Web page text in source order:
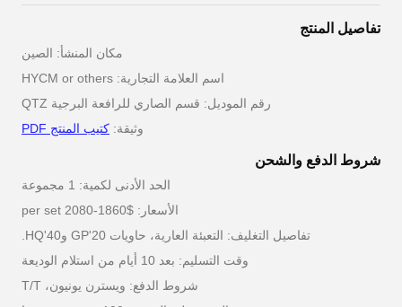
تفاصيل المنتج
مكان المنشأ: الصين
اسم العلامة التجارية: HYCM or others
رقم الموديل: قسم الصاري للرافعة البرجية QTZ
وثيقة: كتيب المنتج PDF
شروط الدفع والشحن
الحد الأدنى لكمية: 1 مجموعة
الأسعار: $1860-2080 per set
تفاصيل التغليف: التعبئة العارية، حاويات 20'GP و40'HQ.
وقت التسليم: بعد 10 أيام من استلام الوديعة
شروط الدفع: ويسترن يونيون، T/T